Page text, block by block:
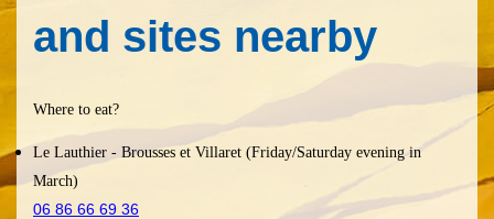
and sites nearby
Where to eat?
Le Lauthier - Brousses et Villaret (Friday/Saturday evening in
March)
06 86 66 69 36